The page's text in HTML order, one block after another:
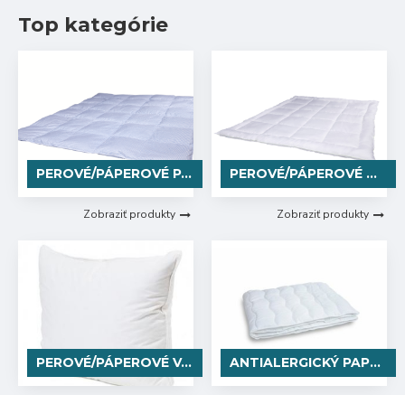
lamelové
rošty
Top kategórie
PEROVÉ/PÁPEROVÉ PAPLÓNY
Zobraziť produkty
PEROVÉ/PÁPEROVÉ DVOJ PAPLÓNY
Zobraziť produkty
PEROVÉ/PÁPEROVÉ VANKÚŠE ANTIALERGICKÝ PAPLÓN